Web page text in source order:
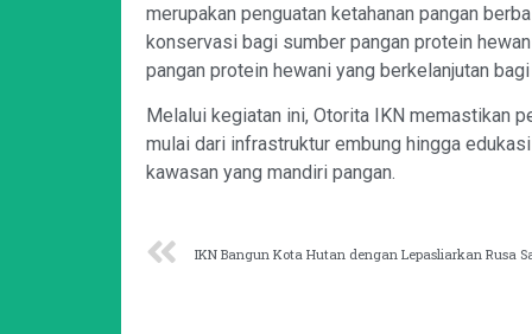
merupakan penguatan ketahanan pangan
konservasi bagi sumber pangan protein
pangan protein hewani yang berkelanjutan
Melalui kegiatan ini, Otorita IKN memastikan
mulai dari infrastruktur embung hingga
kawasan yang mandiri pangan.
IKN Bangun Kota Hutan dengan Lepasliarkan Rusa